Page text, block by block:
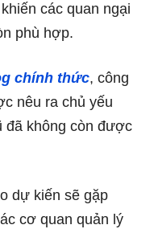
các quan ngại
phù hợp.
chính thức, công
nêu ra chủ yếu
đã không còn được
dự kiến sẽ gặp
cơ quan quản lý